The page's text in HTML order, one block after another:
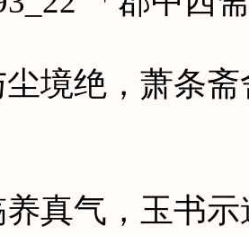
绝，萧条斋
气，玉书示